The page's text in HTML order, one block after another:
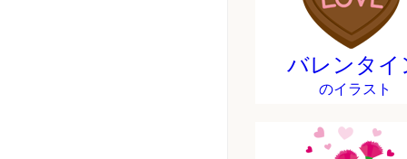
バレンタイ
のイラスト